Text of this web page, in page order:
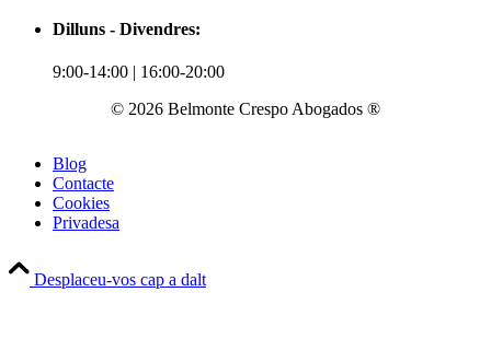
Dilluns - Divendres:
9:00-14:00 | 16:00-20:00
© 2026 Belmonte Crespo Abogados ®
Blog
Contacte
Cookies
Privadesa
Desplaceu-vos cap a dalt